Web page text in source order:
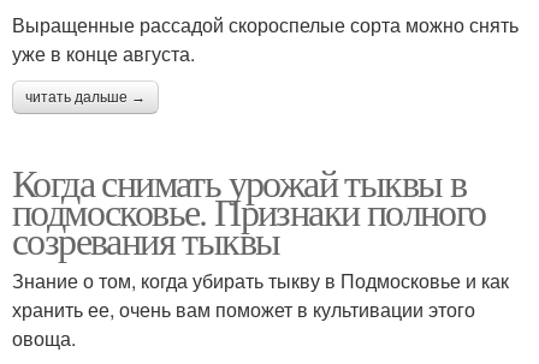
Выращенные рассадой скороспелые сорта можно снять
уже в конце августа.
читать дальше →
Когда снимать урожай тыквы в
подмосковье. Признаки полного
созревания тыквы
Знание о том, когда убирать тыкву в Подмосковье и как
хранить ее, очень вам поможет в культивации этого
овоща.